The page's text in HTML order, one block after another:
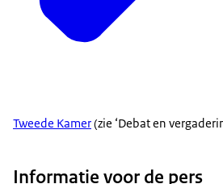
Tweede Kamer(zie ‘Debat en
Informatie voor de pers